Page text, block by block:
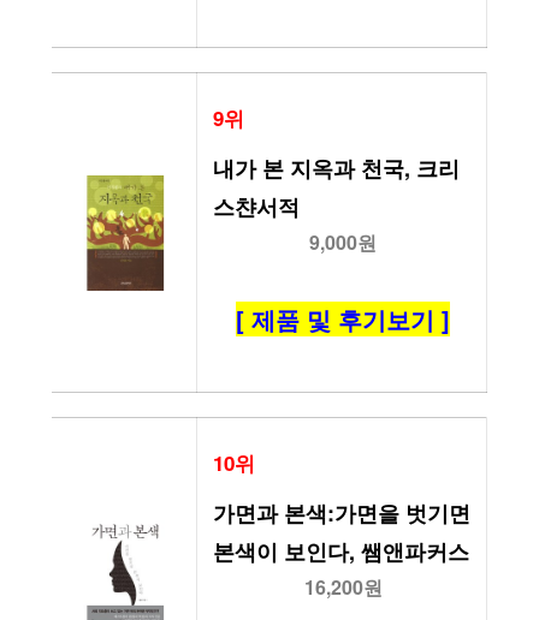
9위
내가 본 지옥과 천국, 크리
스챤서적
9,000원
[ 제품 및 후기보기 ]
10위
가면과 본색:가면을 벗기면
본색이 보인다, 쌤앤파커스
16,200원